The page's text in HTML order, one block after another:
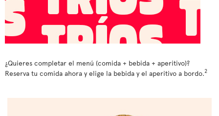
¿Quieres completar el menú (comida + bebida + aperitivo)?
Reserva tu comida ahora y elige la bebida y el aperitivo a bordo.2